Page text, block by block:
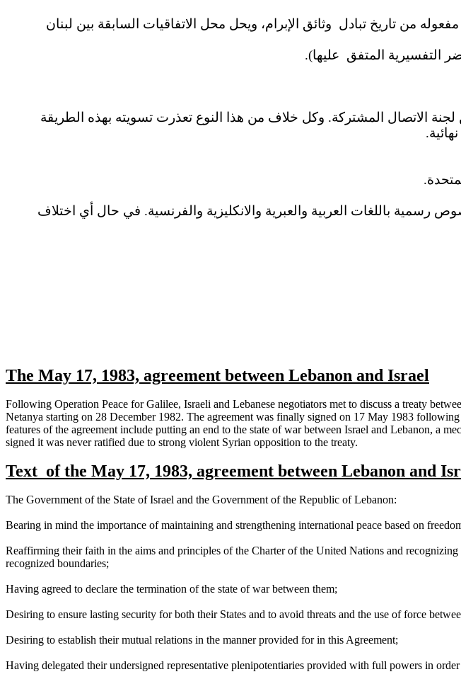
وثائق الإبرام، ويحل محل الاتفاقيات السابقة بين لبنان
التفسيرية المتفق عليها).
الاتصال المشتركة. وكل خلاف من هذا النوع تعذرت تسويته بهذه الطريقة
The May 17, 1983, agreement between Lebanon and Israel
Following Operation Peace forGalilee, Israeli and Lebanese negotiators met to discuss a treaty
Netanya starting on 28 December 1982. The agreement was finally signed on 17 May 1983
features of the agreement include putting an end to the state of war between Israel and Lebanon, a
signed it was never ratified due to strong violent Syrian opposition to the treaty.
Text ofthe May 17, 1983, agreement between Lebanon and
The Government of the State ofIsrael and the Government of the Republic ofLebanon:
Bearing in mind the importance of maintaining and strengthening international peace based on
Reaffirming their faith in the aims and principles of the Charter of the United Nations and
recognized boundaries;
Having agreed to declare the termination of the state of war between them;
Desiring to ensure lasting security for both their States and to avoid threats and the use of force
Desiring to establish their mutual relations in the manner provided for in this Agreement;
Having delegated their undersigned representative plenipotentiaries provided with full powers in